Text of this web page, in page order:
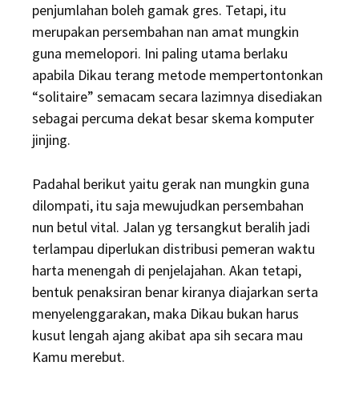
penjumlahan boleh gamak gres. Tetapi, itu
merupakan persembahan nan amat mungkin
guna memelopori. Ini paling utama berlaku
apabila Dikau terang metode mempertontonkan
“solitaire” semacam secara lazimnya disediakan
sebagai percuma dekat besar skema komputer
jinjing.
Padahal berikut yaitu gerak nan mungkin guna
dilompati, itu saja mewujudkan persembahan
nun betul vital. Jalan yg tersangkut beralih jadi
terlampau diperlukan distribusi pemeran waktu
harta menengah di penjelajahan. Akan tetapi,
bentuk penaksiran benar kiranya diajarkan serta
menyelenggarakan, maka Dikau bukan harus
kusut lengah ajang akibat apa sih secara mau
Kamu merebut.